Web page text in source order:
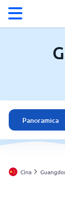
Meteo a
Cina
Italia
Svizzera
Panoramica
Cina